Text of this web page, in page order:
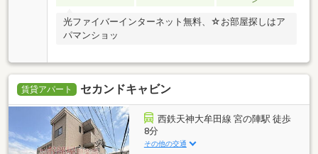
光ファイバーインターネット無料、☆お部屋探しはア
パマンショッ
賃貸アパート セカンドキャビン
西鉄天神大牟田線 宮の陣駅 徒歩
8分
その他の交通